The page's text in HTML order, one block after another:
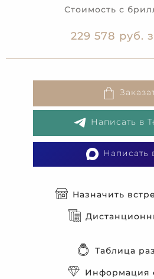
Стоимость с
229 578 руб.
Написать в
Написать
Назначить
Таблица
Информация